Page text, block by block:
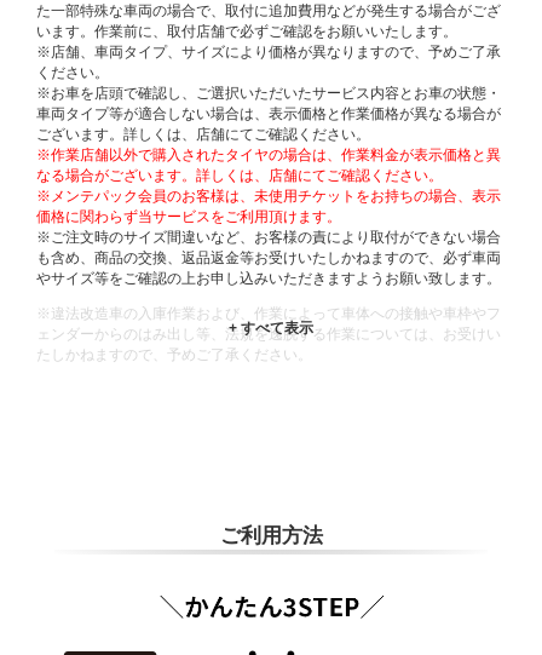
た一部特殊な車両の場合で、取付に追加費用などが発生する場合がござ
います。作業前に、取付店舗で必ずご確認をお願いいたします。
※店舗、車両タイプ、サイズにより価格が異なりますので、予めご了承
ください。
※お車を店頭で確認し、ご選択いただいたサービス内容とお車の状態・
車両タイプ等が適合しない場合は、表示価格と作業価格が異なる場合が
ございます。詳しくは、店舗にてご確認ください。
※作業店舗以外で購入されたタイヤの場合は、作業料金が表示価格と異
なる場合がございます。詳しくは、店舗にてご確認ください。
※メンテパック会員のお客様は、未使用チケットをお持ちの場合、表示
価格に関わらず当サービスをご利用頂けます。
※ご注文時のサイズ間違いなど、お客様の責により取付ができない場合
も含め、商品の交換、返品返金等お受けいたしかねますので、必ず車両
やサイズ等をご確認の上お申し込みいただきますようお願い致します。
※違法改造車の入庫作業および、作業によって車体への接触や車枠やフ
ェンダーからのはみ出し等、法規を逸脱する作業については、お受けい
たしかねますので、予めご了承ください。
ご利用方法